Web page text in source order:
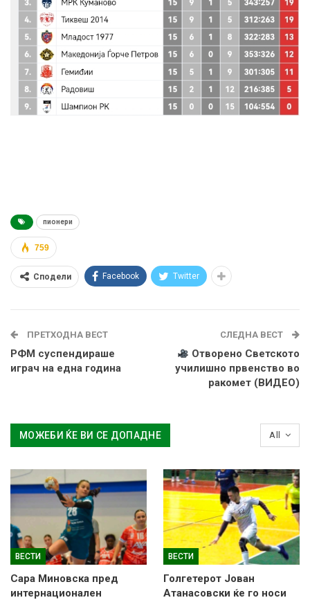
пионери
759
Сподели Facebook Twitter
ПРЕТХОДНА ВЕСТ
РФМ суспендираше
играч на една година
СЛЕДНА ВЕСТ
Отворено Светското
училишно првенство во
ракомет (ВИДЕО)
All
МОЖЕБИ ЌЕ ВИ СЕ ДОПАДНЕ
ВЕСТИ
Сара Миновска пред
интернационален
ВЕСТИ
Голгетерот Јован
Атанасовски ќе го носи